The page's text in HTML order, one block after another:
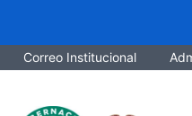
Correo Institucional